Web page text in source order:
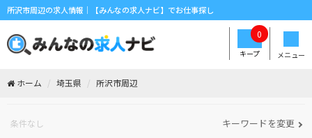
所沢市周辺の求人情報｜【みんなの求人ナビ】でお仕事探し
メニュー
キープ
0
ホーム 埼玉県 所沢市周辺
条件なし キーワードを変更